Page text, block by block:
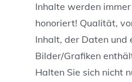
Inhalte werden
honoriert! Qualität,
Inhalt, der Daten und
Bilder/Grafiken
Halten Sie sich nicht